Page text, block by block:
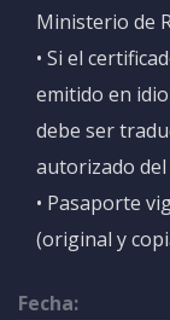
Ministerio de
• Si el
emitido en
debe ser
autorizado
• Pasaporte
(original y
Fecha: